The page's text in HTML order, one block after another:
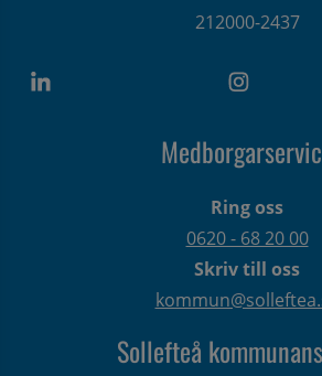
212000-2437
Ring oss
0620 - 68 20 00
Skriv till oss
Sollefteå